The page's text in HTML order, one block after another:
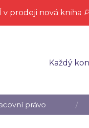
v prodeji nová kniha
Každý
právo